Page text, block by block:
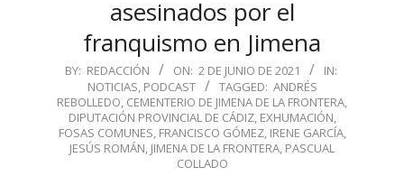
asesinados por el
franquismo en Jimena
2021-
02
BY: REDACCIÓN ON: 2 DE JUNIO DE 2021
IN:
NOTICIAS, PODCAST TAGGED: ANDRÉS
REBOLLEDO, CEMENTERIO DE JIMENA DE LA FRONTERA,
DIPUTACIÓN PROVINCIAL DE CÁDIZ, EXHUMACIÓN,
FOSAS COMUNES, FRANCISCO GÓMEZ, IRENE GARCÍA,
JESÚS ROMÁN, JIMENA DE LA FRONTERA, PASCUAL
COLLADO